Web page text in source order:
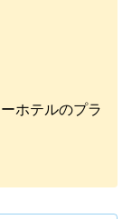
ホテルのプラ